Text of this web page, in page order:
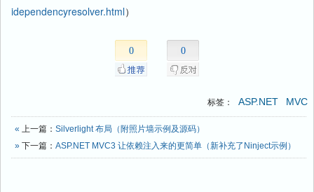
idependencyresolver.html）
0 0
标签： ASP.NET MVC
« 上一篇： Silverlight 布局（附照片墙示例及源码）
» 下一篇： ASP.NET MVC3 让依赖注入来的更简单（新补充了Ninject示例）